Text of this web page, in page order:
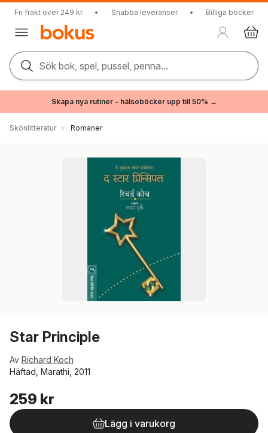
Fri frakt över 249 kr • Snabba leveranser • Billiga böcker
Sök bok, spel, pussel, penna...
Skapa nya rutiner – hälsoböcker upp till 50% →
Skönlitteratur Romaner
Star Principle
Av Richard Koch
Häftad, Marathi, 2011
259 kr
Lägg i varukorg